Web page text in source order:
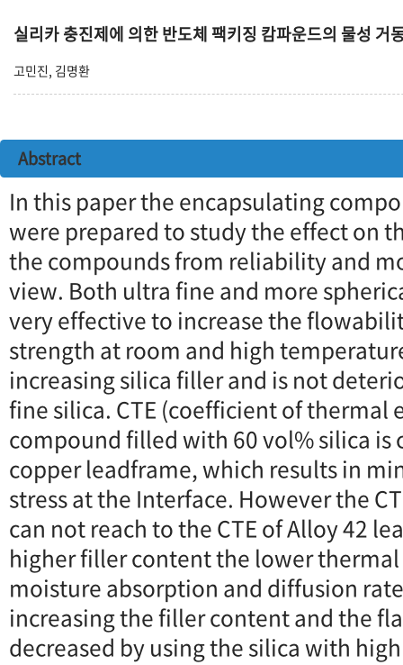
실리카 충진제에 의한 반도체 팩키징 캄파운드의 물성 거
고민진, 김명환
Abstract
In this paper the encapsulating
were prepared to study the effect on
the compounds from reliability and
view. Both ultra fine and more
very effective to increase the
strength at room and high
increasing silica filler and is not
fine silica. CTE (coefficient of thermal
compound filled with 60 vol% silica is
copper leadframe, which results in
stress at the Interface. However the
can not reach to the CTE of Alloy 42
higher filler content the lower thermal
moisture absorption and diffusion
increasing the filler content and the
decreased by using the silica with